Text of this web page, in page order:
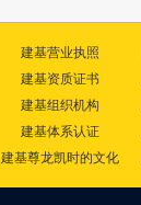
建基营业执照
建基资质证书
建基组织机构
建基体系认证
建基尊龙凯时的文化